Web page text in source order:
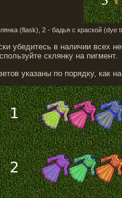
(flask), 2 - бадья с краской (dye
убедитесь в наличии всех
склянку на пигмент.
указаны по порядку, как